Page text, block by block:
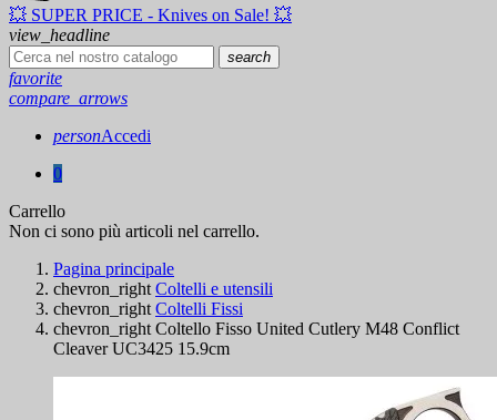
💥 SUPER PRICE - Knives on Sale! 💥
view_headline
search
favorite
compare_arrows
personAccedi
0
Carrello
Non ci sono più articoli nel carrello.
Pagina principale
chevron_right Coltelli e utensili
chevron_right Coltelli Fissi
chevron_right Coltello Fisso United Cutlery M48 Conflict
Cleaver UC3425 15.9cm